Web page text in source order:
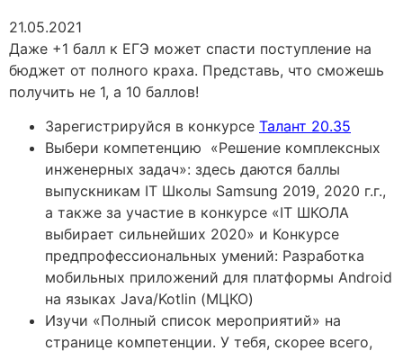
21.05.2021
Даже +1 балл к ЕГЭ может спасти поступление на
бюджет от полного краха. Представь, что сможешь
получить не 1, а 10 баллов!
Зарегистрируйся в конкурсе Талант 20.35
Выбери компетенцию «Решение комплексных
инженерных задач»: здесь даются баллы
выпускникам IT Школы Samsung 2019, 2020 г.г.,
а также за участие в конкурсе «IT ШКОЛА
выбирает сильнейших 2020» и Конкурсе
предпрофессиональных умений: Разработка
мобильных приложений для платформы Android
на языках Java/Kotlin (МЦКО)
Изучи «Полный список мероприятий» на
странице компетенции. У тебя, скорее всего,